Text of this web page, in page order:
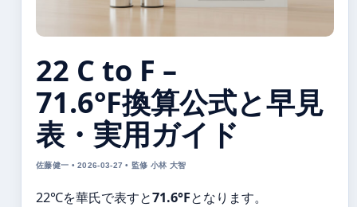
22 C to F –
71.6°F換算公式と早見
表・実用ガイド
佐藤健一 • 2026-03-27 • 監修 小林 大智
22℃を華氏で表すと71.6°Fとなります。